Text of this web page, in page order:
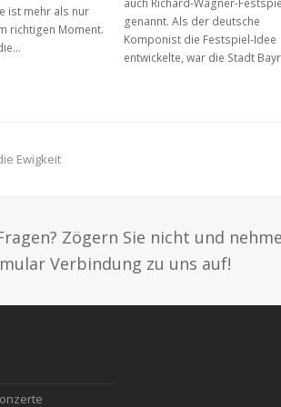
ist mehr als nur
richtigen Moment.
auch Richard-Wagner-
genannt. Als der deutsche
Komponist die Festspiel-Idee
entwickelte, war die Stadt Bayr
Ewigkeit
Zögern Sie nicht und
Verbindung zu uns auf!